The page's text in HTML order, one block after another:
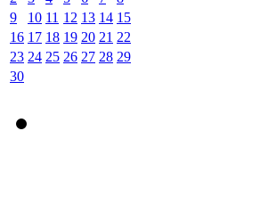
9
10 11 12 13 14 15
16 17 18 19 20 21 22
23 24 25 26 27 28 29
30